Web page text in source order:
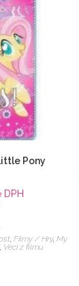
Pony
DPH
,Filmy / Hry,My
, Veci z filmu